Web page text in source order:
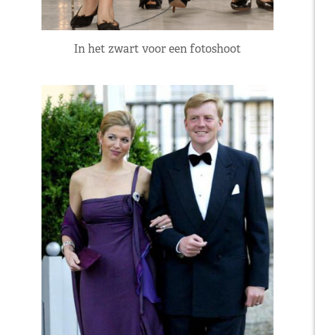
In het zwart voor een fotoshoot